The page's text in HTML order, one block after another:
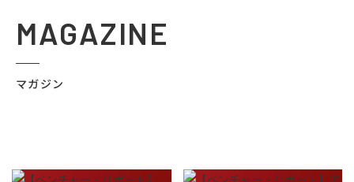
MAGAZINE
マガジン